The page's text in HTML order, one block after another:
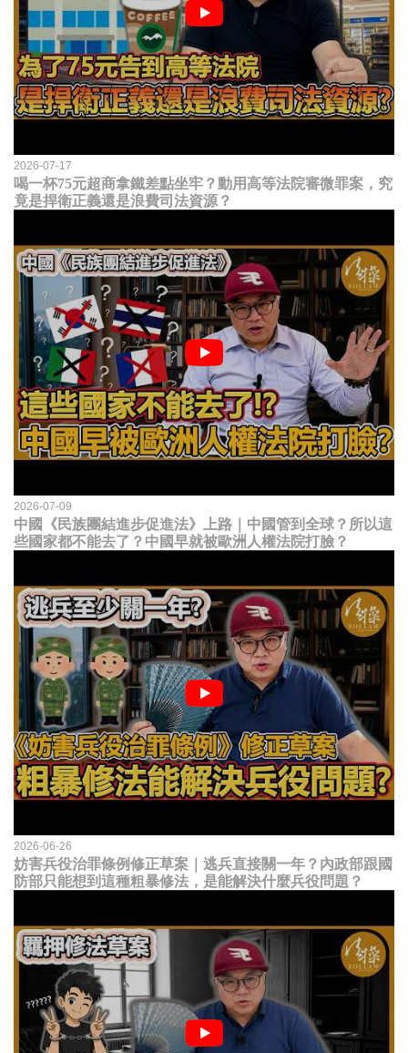
2026-07-17
喝一杯75元超商拿鐵差點坐牢？動用高等法院審微罪案，究
竟是捍衛正義還是浪費司法資源？
2026-07-09
中國《民族團結進步促進法》上路｜中國管到全球？所以這
些國家都不能去了？中國早就被歐洲人權法院打臉？
2026-06-26
妨害兵役治罪條例修正草案｜逃兵直接關一年？內政部跟國
防部只能想到這種粗暴修法，是能解決什麼兵役問題？